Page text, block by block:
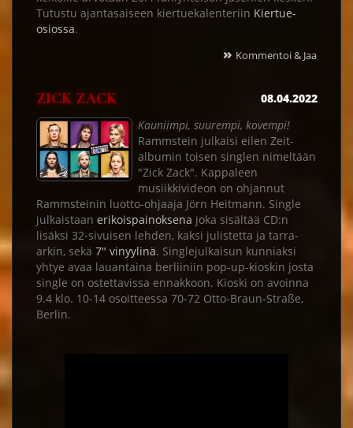
Tutustu ajantasaiseen kiertuekalenteriin Kiertue-
osiossa.
» Kommentoi & Jaa
ZICK ZACK
08.04.2022
Kauniimpi, suurempi, kovempi!
Rammstein julkaisi eilen Zeit-
albumin toisen singlen nimeltään
"Zick Zack". Kappaleen
musiikkivideon on ohjannut
Rammsteinin luotto-ohjaaja Jörn Heitmann. Single
julkaistaan erikoispainoksena joka sisältää CD:n
lisäksi 32-sivuisen lehden, kaksi julistetta ja tarra-
arkin, sekä 7" vinyylinä. Singlejulkaisun kunniaksi
yhtye avaa lauantaina berliiniin pop-up-kioskin josta
single on ostettavissa ennakkoon. Kioski on avoinna
9.4 klo. 10-14 osoitteessa 70-72 Otto-Braun-Straße,
Berlin.